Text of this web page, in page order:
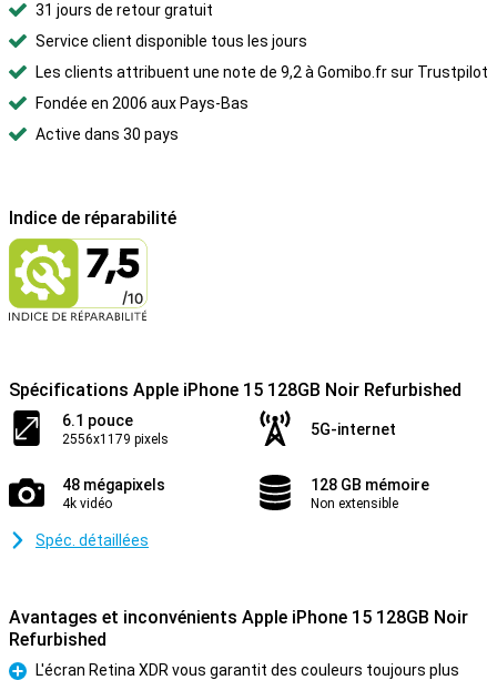
31 jours de retour gratuit
Service client disponible tous les jours
Les clients attribuent une note de 9,2 à Gomibo.fr sur Trustpilot
Fondée en 2006 aux Pays-Bas
Active dans 30 pays
Indice de réparabilité
Spécifications Apple iPhone 15 128GB Noir Refurbished
6.1 pouce
2556x1179 pixels
5G-internet
48 mégapixels
4k vidéo
128 GB mémoire
Non extensible
Spéc. détaillées
Avantages et inconvénients Apple iPhone 15 128GB Noir
Refurbished
L'écran Retina XDR vous garantit des couleurs toujours plus